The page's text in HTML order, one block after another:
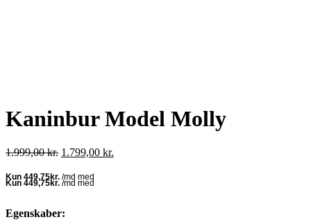
Kaninbur Model Molly
1.999,00kr. Den
pris
var:
1.799,00 kr.
Egenskaber: